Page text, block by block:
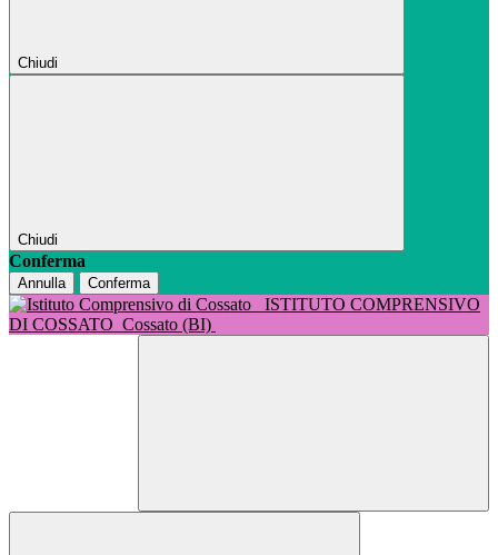
Chiudi
Chiudi
Conferma
Annulla Conferma
ISTITUTO COMPRENSIVO
DI COSSATO Cossato (BI)